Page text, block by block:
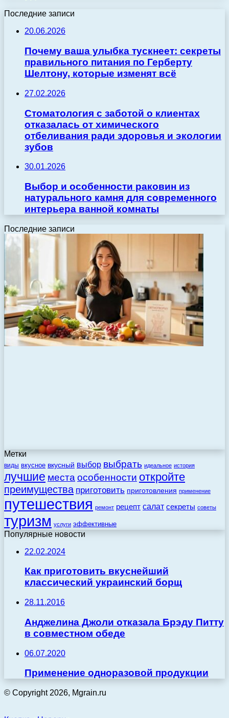
Последние записи
20.06.2026
Почему ваша улыбка тускнеет: секреты
правильного питания по Герберту
Шелтону, которые изменят всё
27.02.2026
Стоматология с заботой о клиентах
отказалась от химического
отбеливания ради здоровья и экологии
зубов
30.01.2026
Выбор и особенности раковин из
натурального камня для современного
интерьера ванной комнаты
Последние записи
Метки
виды вкусное вкусный выбор выбрать идеальное история
лучшие места особенности откройте
преимущества приготовить приготовления применение
путешествия ремонт рецепт салат секреты советы
туризм услуги эффективные
Популярные новости
22.02.2024
Как приготовить вкуснейший
классический украинский борщ
28.11.2016
Анджелина Джоли отказала Брэду Питту
в совместном обеде
06.07.2020
Применение одноразовой продукции
© Copyright 2026, Mgrain.ru